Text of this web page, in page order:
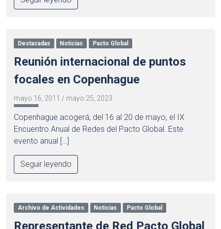
Destacadas Noticias Pacto Global
Reunión internacional de puntos
focales en Copenhague
mayo 16, 2011 / mayo 25, 2023
Copenhague acogerá, del 16 al 20 de mayo, el IX
Encuentro Anual de Redes del Pacto Global. Este
evento anual […]
Seguir leyendo
Archivo de Actividades Noticias Pacto Global
Representante de Red Pacto Global